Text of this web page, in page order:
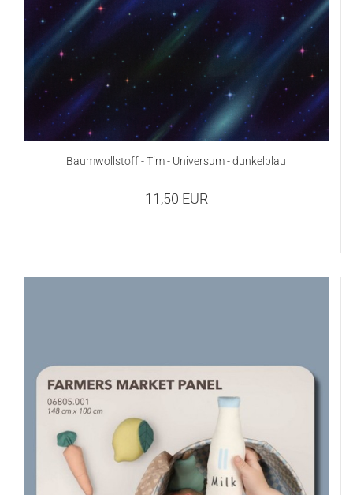
Baumwollstoff - Tim - Universum - dunkelblau
11,50 EUR